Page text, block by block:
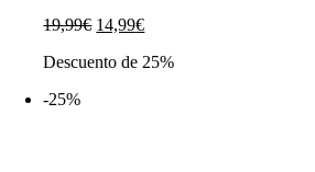
19,99€ El
original
14,99€El
actual
Descuento de 25%
-25%